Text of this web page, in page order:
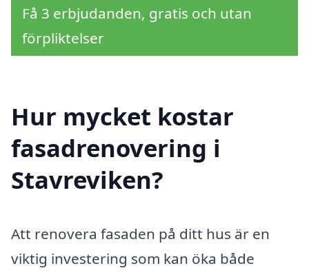
Få 3 erbjudanden, gratis och utan
förpliktelser
Hur mycket kostar
fasadrenovering i
Stavreviken?
Att renovera fasaden på ditt hus är en
viktig investering som kan öka både